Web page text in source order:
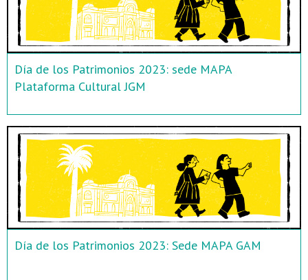
Día de los Patrimonios 2023: sede MAPA
Plataforma Cultural JGM
Día de los Patrimonios 2023: Sede MAPA GAM